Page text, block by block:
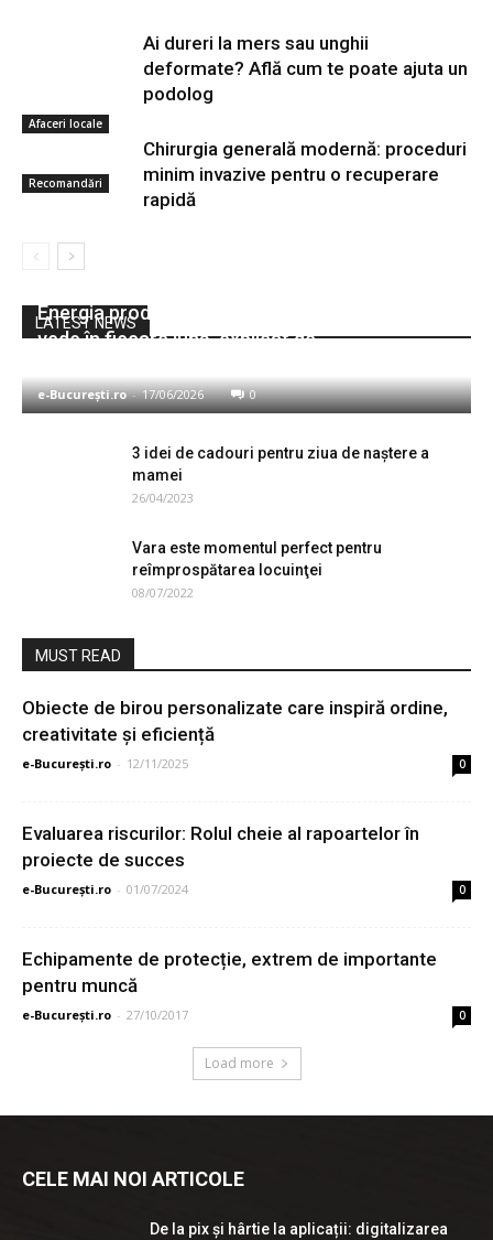
Afaceri locale
Recomandări
Ai dureri la mers sau unghii
deformate? Află cum te poate ajuta un
podolog
Sănătate
Chirurgia generală modernă: proceduri
minim invazive pentru o recuperare
rapidă
LATEST NEWS
Energia produsă acasă: un avantaj care se
vede în fiecare lună, explicat de
e-București.ro - 17/06/2026 0
3 idei de cadouri pentru ziua de naștere a
mamei
26/04/2023
Vara este momentul perfect pentru
reîmprospătarea locuinţei
08/07/2022
MUST READ
Obiecte de birou personalizate care inspiră ordine,
creativitate și eficiență
e-București.ro - 12/11/2025 0
Evaluarea riscurilor: Rolul cheie al rapoartelor în
proiecte de succes
e-București.ro - 01/07/2024 0
Echipamente de protecție, extrem de importante
pentru muncă
e-București.ro - 27/10/2017 0
Load more
CELE MAI NOI ARTICOLE
De la pix şi hârtie la aplicații: digitalizarea